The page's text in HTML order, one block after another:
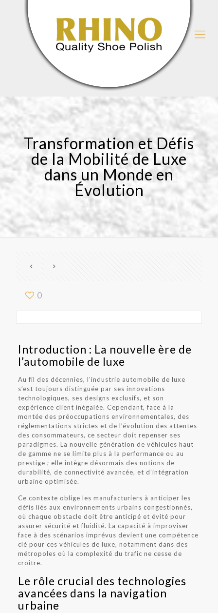
Transformation et Défis
de la Mobilité de Luxe
dans un Monde en
Évolution
0
Introduction : La nouvelle ère de
l’automobile de luxe
Au fil des décennies, l’industrie automobile de luxe
s’est toujours distinguée par ses innovations
technologiques, ses designs exclusifs, et son
expérience client inégalée. Cependant, face à la
montée des préoccupations environnementales, des
réglementations strictes et de l’évolution des attentes
des consommateurs, ce secteur doit repenser ses
paradigmes. La nouvelle génération de véhicules haut
de gamme ne se limite plus à la performance ou au
prestige ; elle intègre désormais des notions de
durabilité, de connectivité avancée, et d’intégration
urbaine optimisée.
Ce contexte oblige les manufacturiers à anticiper les
défis liés aux environnements urbains congestionnés,
où chaque obstacle doit être anticipé et évité pour
assurer sécurité et fluidité. La capacité à improviser
face à des scénarios imprévus devient une compétence
clé pour ces véhicules de luxe, notamment dans des
métropoles où la complexité du trafic ne cesse de
croître.
Le rôle crucial des technologies
avancées dans la navigation
urbaine